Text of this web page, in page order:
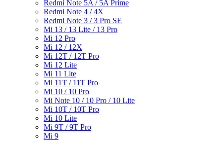
Redmi Note 5A / 5A Prime
Redmi Note 4 / 4X
Redmi Note 3 / 3 Pro SE
Mi 13 / 13 Lite / 13 Pro
Mi 12 Pro
Mi 12 / 12X
Mi 12T / 12T Pro
Mi 12 Lite
Mi 11 Lite
Mi 11T / 11T Pro
Mi 10 / 10 Pro
Mi Note 10 / 10 Pro / 10 Lite
Mi 10T / 10T Pro
Mi 10 Lite
Mi 9T / 9T Pro
Mi 9